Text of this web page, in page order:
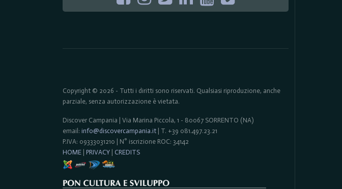
Copyright © 2026 - Tutti i diritti sono riservati. Qualsiasi riproduzione, anche
parziale, senza autorizzazione è vietata.
Discover Campania | Via Marina Piccola, 1 - 80067 SORRENTO (NA)
email: info@discovercampania.it | T. +39 081.497.23.21
P.IVA: 09333031210 | N° iscrizione ROC: 34142
HOME
PRIVACY CREDITS